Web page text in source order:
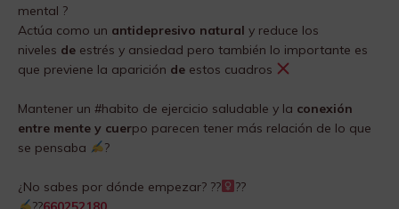
mental ?
Actúa como un antidepresivo natural y reduce los
niveles de estrés y ansiedad pero también lo importante es
que previene la aparición de estos cuadros
Mantener un #habito de ejercicio saludable y la conexión
entre mente y cuerpo parecen tener más relación de lo que
se pensaba
?
¿No sabes por dónde empezar? ??‍
??